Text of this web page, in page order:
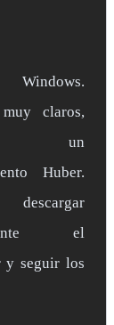
claros,
un
Huber.
el
y seguir los